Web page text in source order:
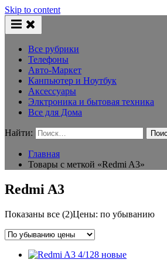
Skip to content
Все рубрики
Телефоны
Авто-Маркет
Канпьютер и Ноутбук
Аксессуары
Элктроника и бытовая техника
Все для Дома
Найти:
Главная
Товары с меткой «Redmi A3»
Redmi A3
Показаны все (2)Цены: по убыванию